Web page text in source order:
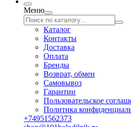
Меню
Каталог
Контакты
Доставка
Оплата
Бренды
Возврат, обмен
Самовывоз
Гарантии
Пользовательское
Политика
+74951562373